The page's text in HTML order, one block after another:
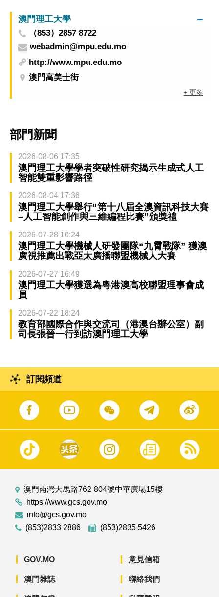
澳門理工大學
（853）2857 8722
webadmin@mpu.edu.mo
http://www.mpu.edu.mo
澳門高美士街
+ 更多
部門新聞
2026-08-06 17:35
澳門理工大學學者突破性研究揭示生成式人工
智能雙重影響路徑
2026-08-04 17:36
澳門理工大學舉行“第十八屆全澳資訊科技大賽
–人工智能創作與三維編程比賽”頒獎禮
2026-07-28 10:24
澳門理工大學機械人研發團隊“九霄戰隊” 獲澳
廣視推薦出戰亞太廣播聯盟機械人大賽
2026-07-27 16:49
澳門理工大學獲選為粵港澳高校聯盟理事會成
員
2026-07-22 18:24
教育部國際合作與交流司（港澳台辦公室）副
司長張晉一行到訪澳門理工大學
訂閱頻道
澳門南灣大馬路762-804號中華廣場15樓
https://www.gcs.gov.mo
info@gcs.gov.mo
(853)2833 2886
(853)2835 5426
GOV.MO
澳門雜誌
意見信箱
聯絡我們